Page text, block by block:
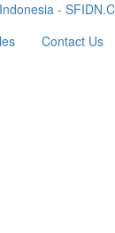
Contact Us